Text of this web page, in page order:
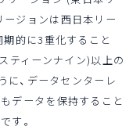
ジョンは西日本リー
的に3重化すること
ティーンナイン)以上の
に、データセンターレ
データを保持すること
す。